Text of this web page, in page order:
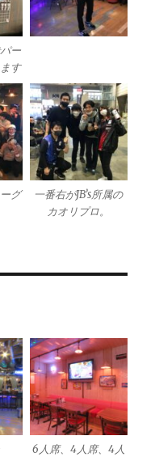
ー
す
グ
一番右がJB’s所属の
カオリプロ。
6人席、4人席、4人